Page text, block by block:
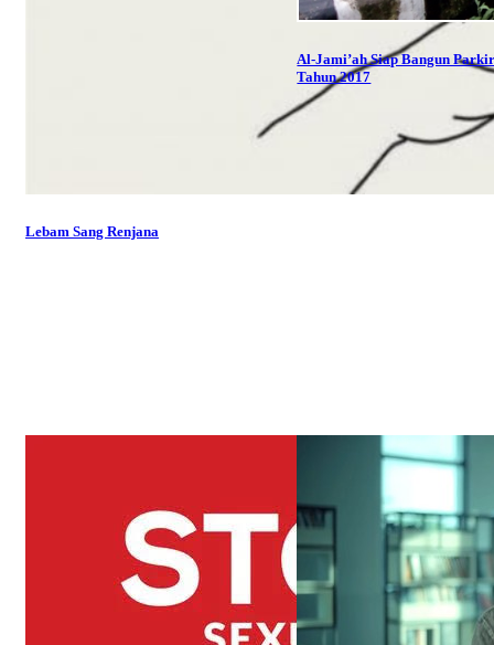
Lebam Sang Renjana
Al-Jami’ah Siap Bangun
Tahun 2017